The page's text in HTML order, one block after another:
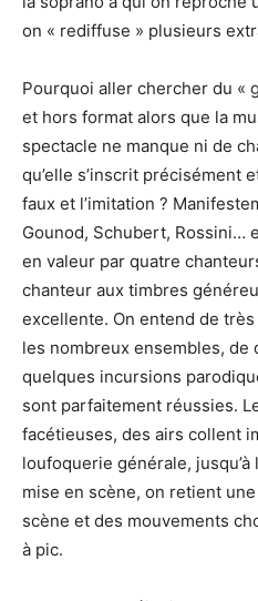
on « rediffuse » plusieurs
Pourquoi aller chercher du «
et hors format alors que la
spectacle ne manque ni de
qu’elle s’inscrit précisément
faux et l’imitation ?
Gounod, Schubert, Rossini…
en valeur par quatre
chanteur aux timbres
excellente. On entend de
les nombreux ensembles, de
quelques incursions
sont parfaitement réussies.
facétieuses, des airs collent
loufoquerie générale, jusqu’à
mise en scène, on retient
scène et des mouvements
à pic.